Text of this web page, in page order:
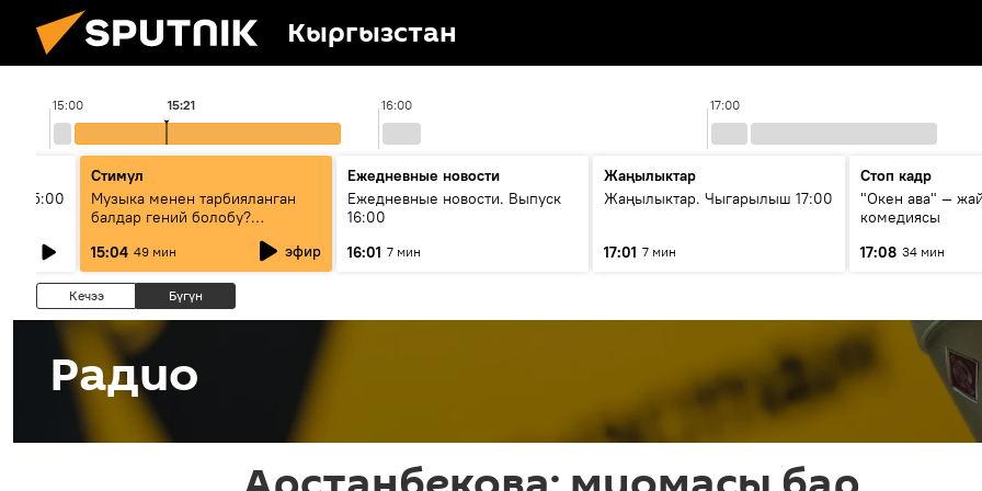
Кыргызстан
15:00 16:00 17:00
15:21
15:00
Стимул
Музыка менен тарбияланган
балдар гений болобу?
Кыргыздын жашоосунда
музыканын орду
15:04 49 мин эфир
Ежедневные новости
Ежедневные новости. Выпуск
16:00
16:01 7 мин
Жаңылыктар
Жаңылыктар. Чыгарылыш 17:00
17:01 7 мин
Стоп кадр
"Окен ава" —
комедиясы
17:08 34 мин
Кечээ Бүгүн
Радио